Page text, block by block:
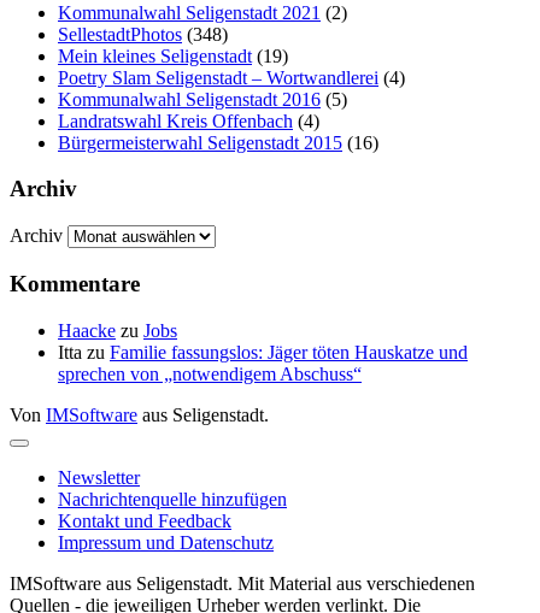
Kommunalwahl Seligenstadt 2021 (2)
SellestadtPhotos (348)
Mein kleines Seligenstadt (19)
Poetry Slam Seligenstadt – Wortwandlerei (4)
Kommunalwahl Seligenstadt 2016 (5)
Landratswahl Kreis Offenbach (4)
Bürgermeisterwahl Seligenstadt 2015 (16)
Archiv
Archiv
Kommentare
Haacke zu Jobs
Itta zu Familie fassungslos: Jäger töten Hauskatze und
sprechen von „notwendigem Abschuss“
Von IMSoftware aus Seligenstadt.
Newsletter
Nachrichtenquelle hinzufügen
Kontakt und Feedback
Impressum und Datenschutz
IMSoftware aus Seligenstadt. Mit Material aus verschiedenen
Quellen - die jeweiligen Urheber werden verlinkt. Die